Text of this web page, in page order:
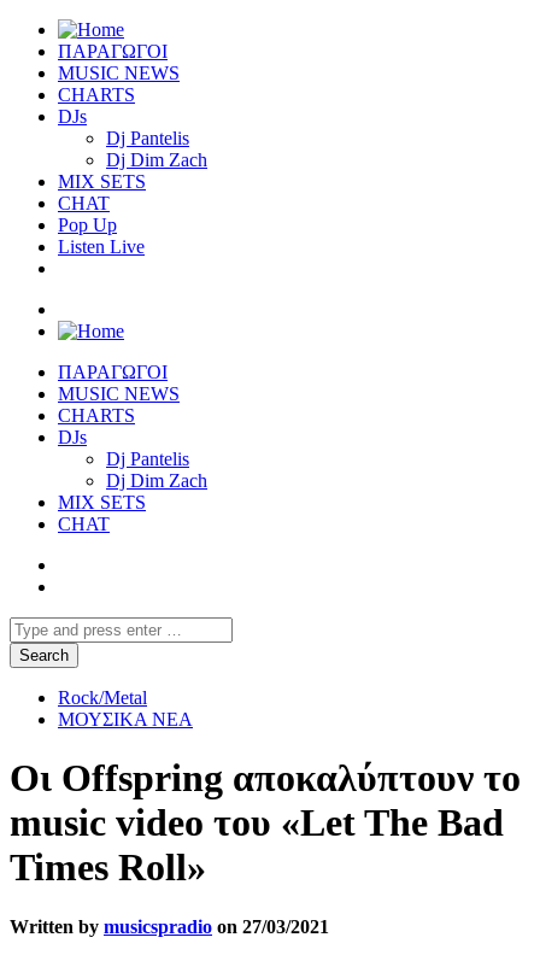
ΠΑΡΑΓΩΓΟΙ
MUSIC NEWS
CHARTS
DJs
Dj Pantelis
Dj Dim Zach
MIX SETS
CHAT
Pop Up
Listen Live
ΠΑΡΑΓΩΓΟΙ
MUSIC NEWS
CHARTS
DJs
Dj Pantelis
Dj Dim Zach
MIX SETS
CHAT
Rock/Metal
ΜΟΥΣΙΚΑ ΝΕΑ
Οι Offspring αποκαλύπτουν το
music video του «Let The Bad
Times Roll»
Written by musicspradio on 27/03/2021